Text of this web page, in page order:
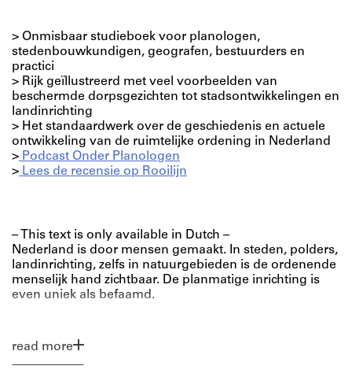
> Onmisbaar studieboek voor planologen,
stedenbouwkundigen, geografen, bestuurders en
practici
> Rijk geïllustreerd met veel voorbeelden van
beschermde dorpsgezichten tot stadsontwikkelingen en
landinrichting
> Het standaardwerk over de geschiedenis en actuele
ontwikkeling van de ruimtelijke ordening in Nederland
> Podcast Onder Planologen
> Lees de recensie op Rooilijn
– This text is only available in Dutch –
Nederland is door mensen gemaakt. In steden, polders,
landinrichting, zelfs in natuurgebieden is de ordenende
menselijk hand zichtbaar. De planmatige inrichting is
even uniek als befaamd.
ruimtelijke ordening van Nederland, vanaf de late
middeleeuwen tot nu. Waar komt de sterke neiging tot
read more